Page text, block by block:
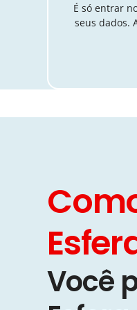
É só entrar
seus dados.
Você